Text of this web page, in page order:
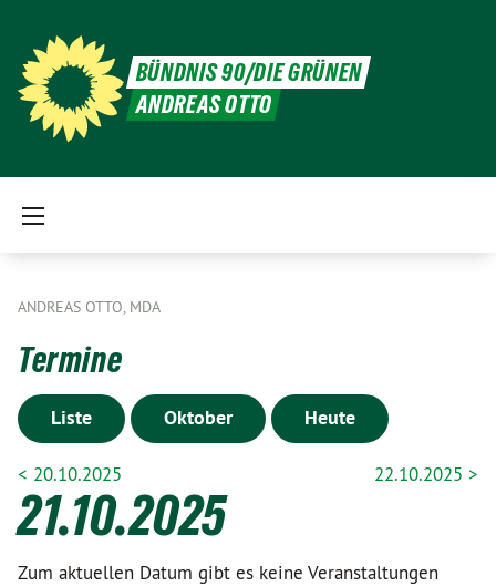
BÜNDNIS 90/DIE GRÜNEN
ANDREAS OTTO
ANDREAS OTTO, MDA
Termine
Liste Oktober Heute
< 20.10.2025 22.10.2025 >
21.10.2025
Zum aktuellen Datum gibt es keine Veranstaltungen